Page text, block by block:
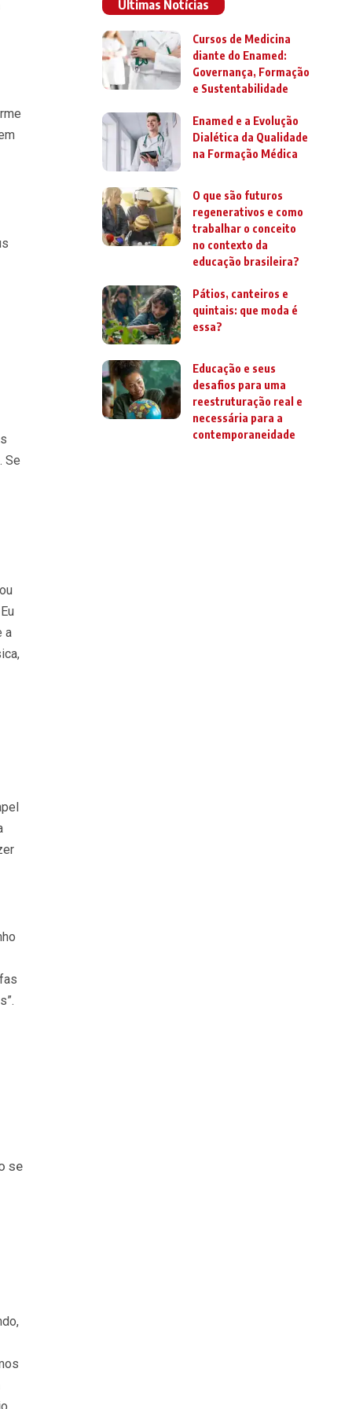
Se
a
se
Últimas Notícias
Cursos de Medicina
diante do Enamed:
Governança, Formação
e Sustentabilidade
Enamed e a Evolução
Dialética da Qualidade
na Formação Médica
O que são futuros
regenerativos e como
trabalhar o conceito
no contexto da
educação brasileira?
Pátios, canteiros e
quintais: que moda é
essa?
Educação e seus
desafios para uma
reestruturação real e
necessária para a
contemporaneidade